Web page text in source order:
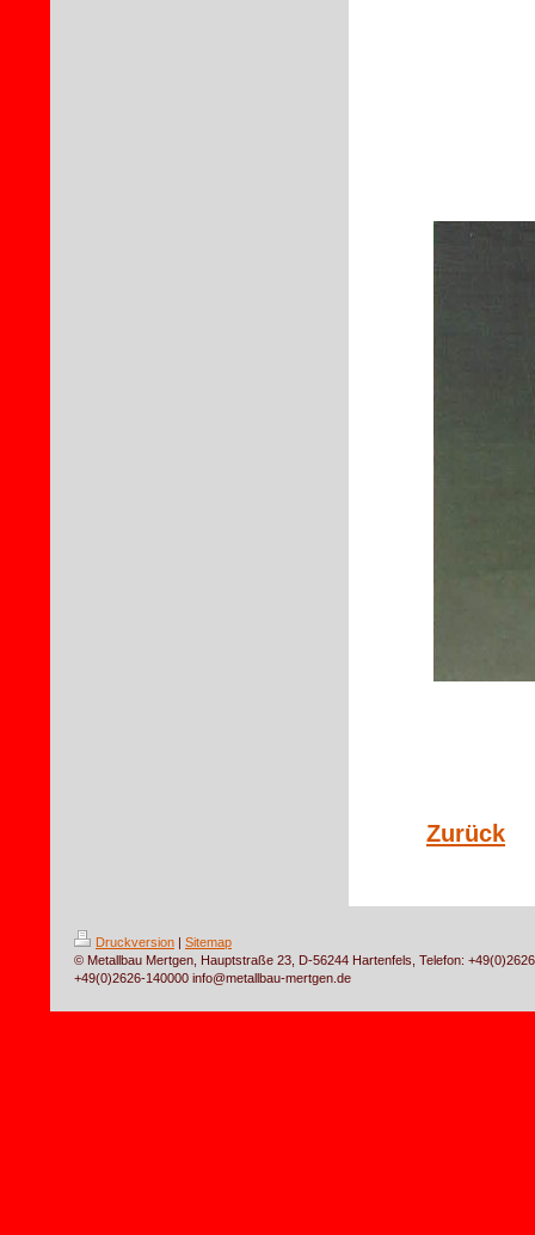
Zurück
Druckversion | Sitemap
© Metallbau Mertgen, Hauptstraße 23, D-56244 Hartenfels, Telefon:
+49(0)2626-140000 info@metallbau-mertgen.de